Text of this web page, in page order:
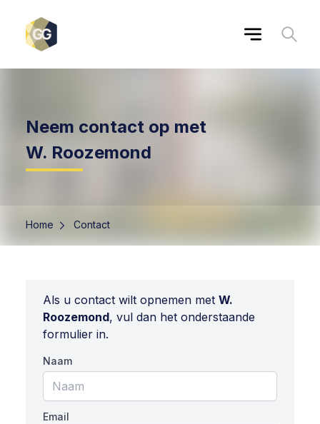
Neem contact op met
W. Roozemond
Home Contact
Als u contact wilt opnemen met W.
Roozemond, vul dan het onderstaande
formulier in.
Naam
Email